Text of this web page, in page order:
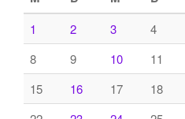
1 2 3 4
8
9 10 11
15
16 17 18